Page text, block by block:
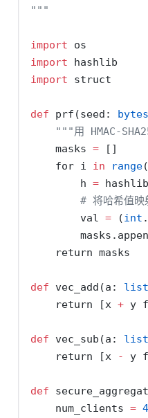
"""
import os
import hashlib
import struct
def prf(seed: bytes
"""用 HMAC-
    masks
= []
for i in range
        h
=
# 将哈希值
        val
= (int
return masks
def vec_add(a: list
return [x + y
def vec_sub(a: list
return [x - y
def
    num_clients
= 4